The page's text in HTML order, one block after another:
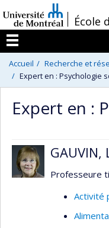
au
contenu
/École
Menu
Accueil Recherche et
Expert en : Psychologie
Expert en :
GAUVIN,
Professeure
Activité